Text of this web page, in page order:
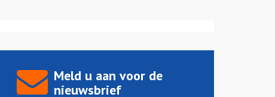
Meld u aan voor de
nieuwsbrief